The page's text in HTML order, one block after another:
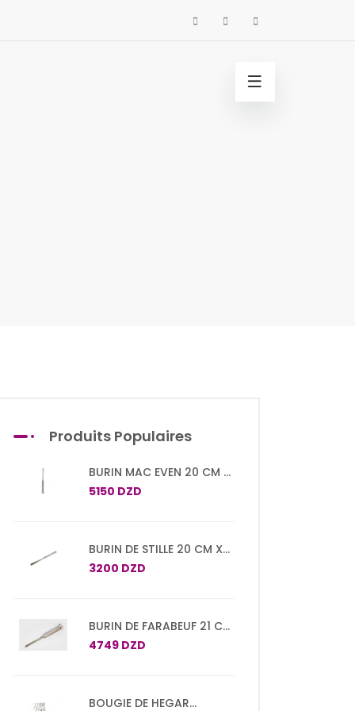
Produits Populaires
BURIN MAC EVEN 20 CM X
20 MM
5150 DZD
BURIN DE STILLE 20 CM X
10 MM
3200 DZD
BURIN DE FARABEUF 21 CM
X 20 MM
4749 DZD
BOUGIE DE HEGAR